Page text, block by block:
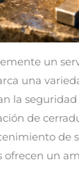
un
una
la
de
de
ofrecen un